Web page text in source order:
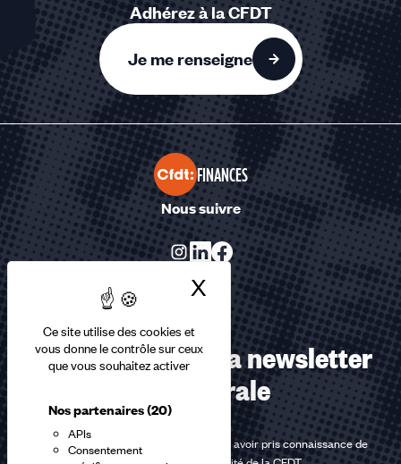
Ce site utilise des cookies et
vous donne le contrôle sur ceux
que vous souhaitez activer
Nos partenaires(20)
APIs
Consentement
X Masquer le
Adhérez à la CFDT
Je me renseigne
FINANCES
Nous suivre
Abonnez-vous à la newsletter
confédérale
En m'inscrivant à la newsletter, j'affirme avoir pris connaissance de